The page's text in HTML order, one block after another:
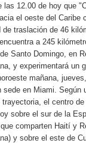
lavado
DIGEIG y Liga
impulsan nuevas
transparencia a través
municipal
La Fiscalía de Bolivia
las 12.00 de hoy que
el oeste del Caribe
de traslación de 46
a 245
Santo Domingo, en
y experimentará un
mañana,
sede en Miami. Según
trayectoria, el centro
sobre el sur de la
comparten Haití y
y sobre el este de